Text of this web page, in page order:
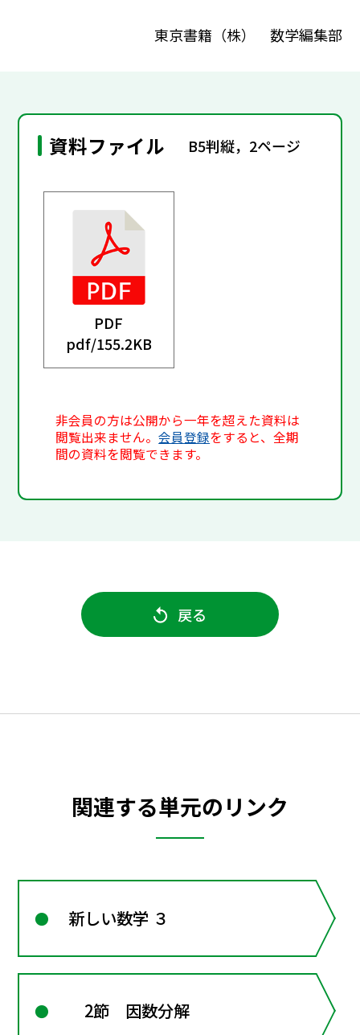
東京書籍（株） 数学編集部
資料ファイル B5判縦，2ページ
PDF
pdf/155.2KB
非会員の方は公開から一年を超えた資料は
閲覧出来ません。会員登録をすると、全期
間の資料を閲覧できます。
戻る
関連する単元のリンク
新しい数学 ３
2節 因数分解